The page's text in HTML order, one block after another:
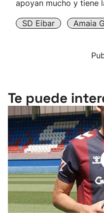
apoyan mucho y tiene
SD Eibar Amaia
Te puede